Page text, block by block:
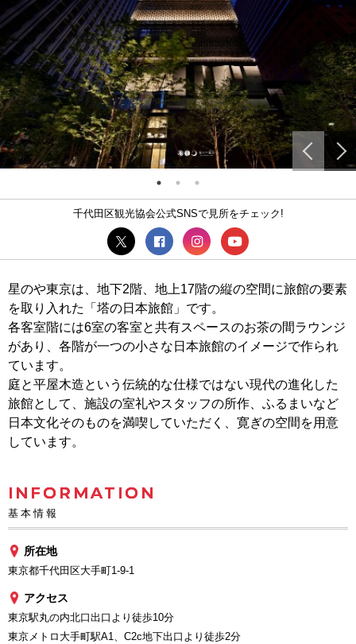
千代田区観光協会公式SNSで見所をチェック!
星のや東京は、地下2階、地上17階の縦の空間に旅館の要素
を取り入れた「塔の日本旅館」です。
各客室階には6室の客室と共有スペースのお茶の間ラウンジ
があり、各階が一つの小さな日本旅館のイメージで作られ
ています。
庭と平屋木造という伝統的な仕様ではない現代の進化した
旅館として、施設の室礼やスタッフの所作、ふるまいなど
日本文化そのものを満喫していただく、寛ぎの空間を用意
しています。
INFORMATION
基本情報
所在地
東京都千代田区大手町1-9-1
アクセス
東京駅丸の内北口出口より徒歩10分
東京メトロ大手町駅A1、C2c地下出口より徒歩2分